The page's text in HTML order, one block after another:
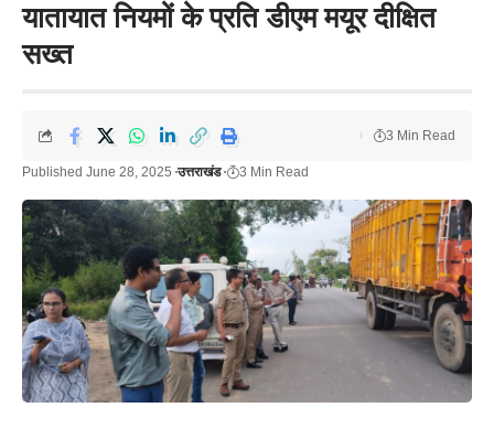
यातायात नियमों के प्रति डीएम मयूर दीक्षित
सख्त
Published June 28, 2025 उत्तराखंड 3 Min Read
3 Min Read